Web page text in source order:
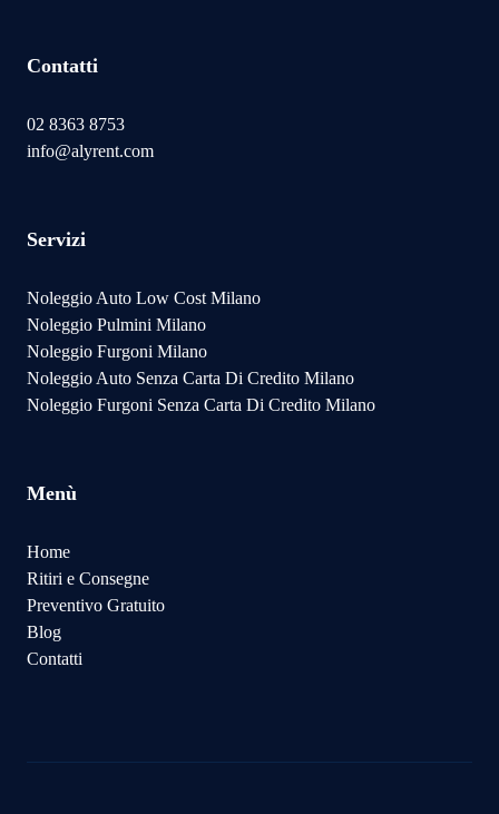
Contatti
02 8363 8753
info@alyrent.com
Servizi
Noleggio Auto Low Cost Milano
Noleggio Pulmini Milano
Noleggio Furgoni Milano
Noleggio Auto Senza Carta Di Credito Milano
Noleggio Furgoni Senza Carta Di Credito Milano
Menù
Home
Ritiri e Consegne
Preventivo Gratuito
Blog
Contatti